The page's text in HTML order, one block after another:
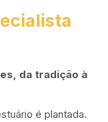
da tradição à
é plantada.